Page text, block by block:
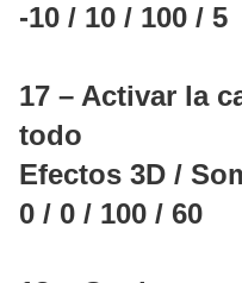
-10 / 10 / 100 /
17 – Activar la
todo
Efectos 3D /
0 / 0 / 100 / 60